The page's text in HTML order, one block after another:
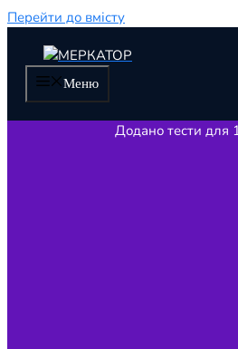
Перейти до вмісту
Меню
Додано тести для